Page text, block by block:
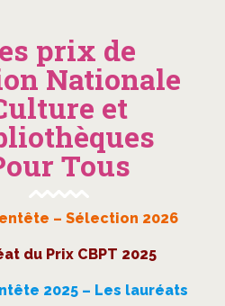
prix de
Nationale
et
Tous
– Sélection 2026
du Prix CBPT 2025
2025 – Les lauréats